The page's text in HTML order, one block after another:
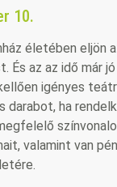
10.
életében eljön
És az az idő már
igényes
darabot, ha
valamint van